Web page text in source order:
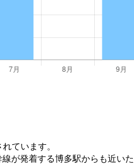
ています。
が発着する博多駅からも近い